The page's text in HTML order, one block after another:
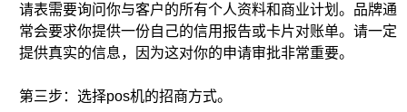
请表需要询问你与客户的所有个人资料和商业计划。品牌通
常会要求你提供一份自己的信用报告或卡片对账单。请一定
提供真实的信息，因为这对你的申请审批非常重要。
第三步：选择pos机的招商方式。